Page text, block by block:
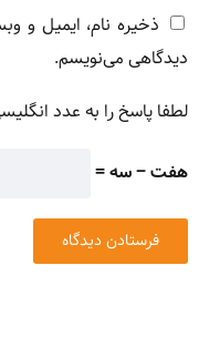
ذخیره نام، ایمیل و
دیدگاهی می‌نویسم.
لطفا پاسخ را به عدد
هفت − سه =